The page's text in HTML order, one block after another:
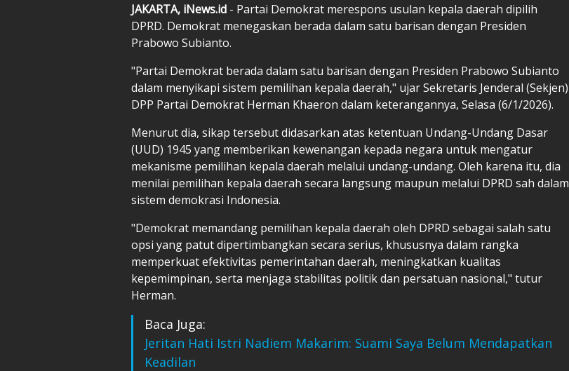
JAKARTA, iNews.id - Partai Demokrat merespons usulan kepala daerah dipilih
DPRD. Demokrat menegaskan berada dalam satu barisan dengan Presiden
Prabowo Subianto.
"Partai Demokrat berada dalam satu barisan dengan Presiden Prabowo Subianto
dalam menyikapi sistem pemilihan kepala daerah," ujar Sekretaris Jenderal (Sekjen)
DPP Partai Demokrat Herman Khaeron dalam keterangannya, Selasa (6/1/2026).
Menurut dia, sikap tersebut didasarkan atas ketentuan Undang-Undang Dasar
(UUD) 1945 yang memberikan kewenangan kepada negara untuk mengatur
mekanisme pemilihan kepala daerah melalui undang-undang. Oleh karena itu, dia
menilai pemilihan kepala daerah secara langsung maupun melalui DPRD sah dalam
sistem demokrasi Indonesia.
"Demokrat memandang pemilihan kepala daerah oleh DPRD sebagai salah satu
opsi yang patut dipertimbangkan secara serius, khususnya dalam rangka
memperkuat efektivitas pemerintahan daerah, meningkatkan kualitas
kepemimpinan, serta menjaga stabilitas politik dan persatuan nasional," tutur
Herman.
Baca Juga:
Jeritan Hati Istri Nadiem Makarim: Suami Saya Belum Mendapatkan
Keadilan